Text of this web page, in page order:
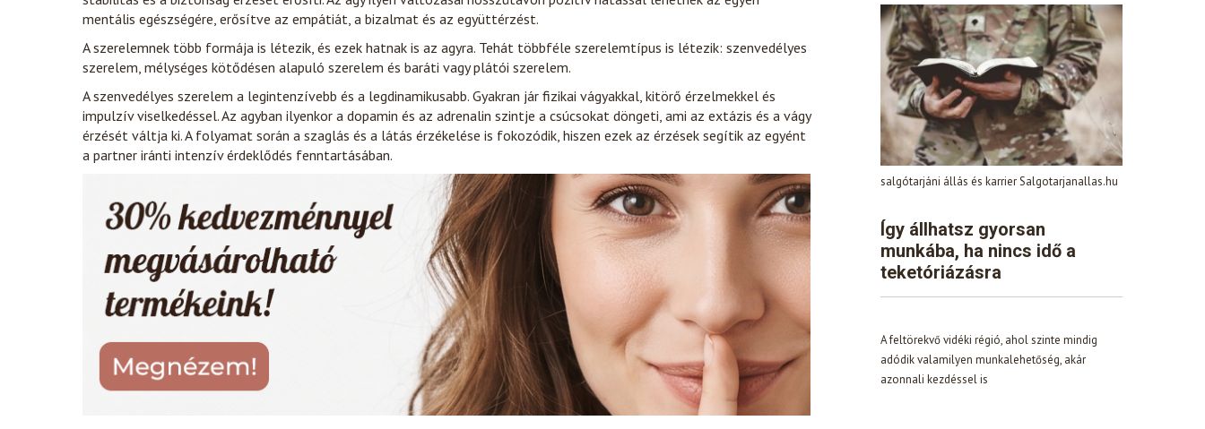
mentális egészségére, erősítve az empátiát, a bizalmat és az együttérzést.
A szerelemnek több formája is létezik, és ezek hatnak is az agyra. Tehát többféle szerelemtípus is létezik: szenvedélyes
szerelem, mélységes kötődésen alapuló szerelem és baráti vagy plátói szerelem.
A szenvedélyes szerelem a legintenzívebb és a legdinamikusabb. Gyakran jár fizikai vágyakkal, kitörő érzelmekkel és
impulzív viselkedéssel. Az agyban ilyenkor a dopamin és az adrenalin szintje a csúcsokat döngeti, ami az extázis és a vágy
érzését váltja ki. A folyamat során a szaglás és a látás érzékelése is fokozódik, hiszen ezek az érzések segítik az egyént
a partner iránti intenzív érdeklődés fenntartásában.
salgótarjáni állás és karrier Salgotarjanallas.hu
Így állhatsz gyorsan
munkába, ha nincs idő a
teketóriázásra
A feltörekvő vidéki régió, ahol szinte mindig
adódik valamilyen munkalehetőség, akár
azonnali kezdéssel is